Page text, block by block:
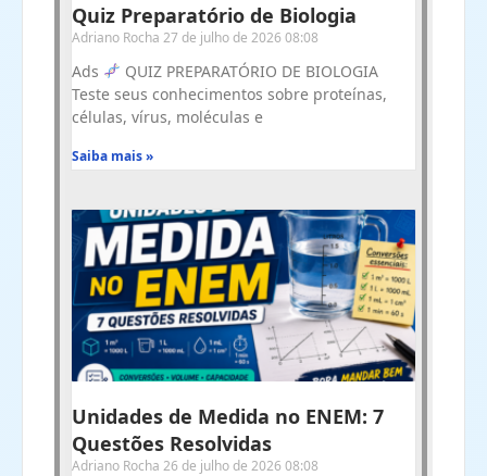
Quiz Preparatório de Biologia
Adriano Rocha 27 de julho de 2026 08:08
Ads
QUIZ PREPARATÓRIO DE BIOLOGIA
Teste seus conhecimentos sobre proteínas,
células, vírus, moléculas e
Saiba mais »
Unidades de Medida no ENEM: 7
Questões Resolvidas
Adriano Rocha 26 de julho de 2026 08:08